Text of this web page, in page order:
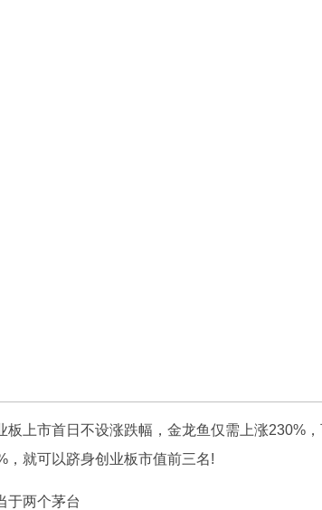
板上市首日不设涨跌幅，金龙鱼仅需上涨230%
，就可以跻身创业板市值前三名!
于两个茅台